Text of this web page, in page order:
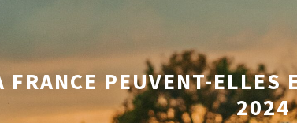
FRANCE PEUVENT-ELLES
2024